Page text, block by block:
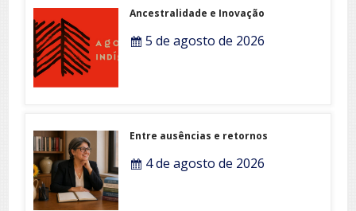
Ancestralidade e Inovação
5 de agosto de 2026
Entre ausências e retornos
4 de agosto de 2026